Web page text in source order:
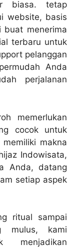
biasa. tetap
website, basis
buat menerima
terbaru untuk
pelanggan
Anda
perjalanan
memerlukan
cocok untuk
makna
Indowisata,
Anda, datang
setiap aspek
ritual sampai
mulus, kami
menjadikan